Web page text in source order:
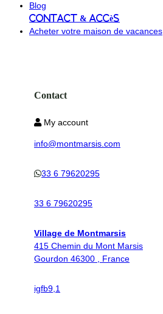
Blog
Contact & accès
Acheter votre maison de vacances
Contact
My account
info@montmarsis.com
33 6 79620295
33 6 79620295
Village de Montmarsis
415 Chemin du Mont Marsis
Gourdon 46300 , France
igfb9,1